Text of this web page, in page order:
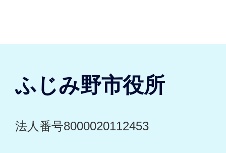
ふじみ野市役所
法人番号8000020112453